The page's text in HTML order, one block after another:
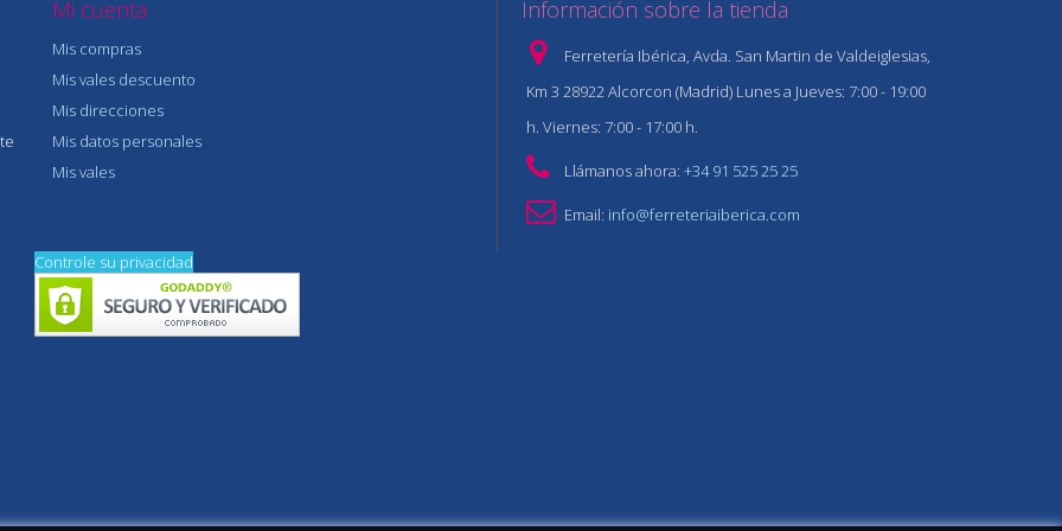
Mi cuenta
Mis compras
Mis vales descuento
Mis direcciones
Mis datos personales
Mis vales
Información sobre la tienda
Ferretería Ibérica, Avda. San Martin de Valdeiglesias,
Km 3 28922 Alcorcon (Madrid) Lunes a Jueves: 7:00 - 19:00
h. Viernes: 7:00 - 17:00 h.
Llámanos ahora: +34 91 525 25 25
Email: info@ferreteriaiberica.com
Controle su privacidad